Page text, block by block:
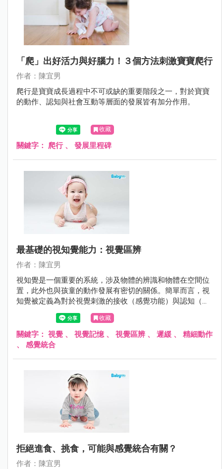
「爬」出好活力與好腦力！３個方法刺激寶寶爬行
作者：陳宜男
爬行是寶寶成長過程中不可或缺的重要階段之一，對於寶寶
的動作、認知與社會互動等層面的發展皆有加分作用。
收藏
關鍵字： 爬行、 發展里程碑
最基礎的視知覺能力：視覺區辨
作者：陳宜男
視知覺是一個重要的系統，涉及物體的辨識和物體在空間位
置，此外也與孩童的動作發展有密切的關係。簡單而言，視
知覺被定義為對於視覺刺激的接收（感覺功能）與認知（特
定的心理功能）的整個過程。
收藏
關鍵字： 視覺 、 視覺記憶、 視覺區辨 、 遲緩 、 精細動作
、 感覺統合
拒絕進食、挑食，可能與感覺統合有關？
作者：陳宜男